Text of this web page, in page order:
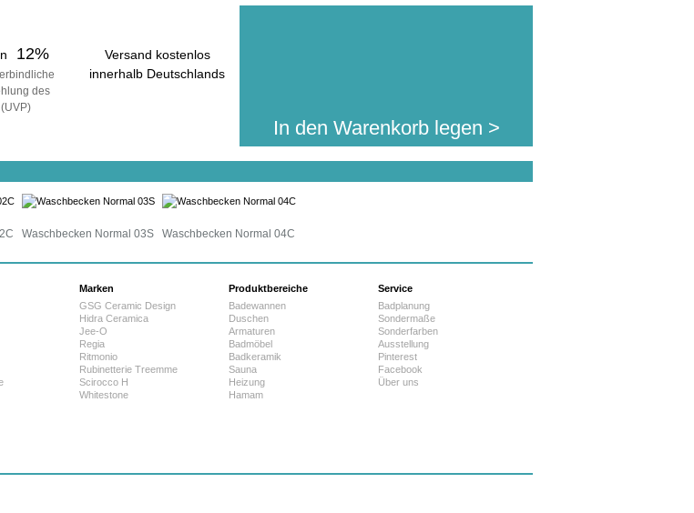
12%
des
Versand kostenlos
innerhalb Deutschlands
In den Warenkorb legen >
Waschbecken Normal 03S Waschbecken Normal 04C
Marken
GSG Ceramic Design
Hidra Ceramica
Jee-O
Regia
Ritmonio
Rubinetterie Treemme
Scirocco H
Whitestone
Produktbereiche
Badewannen
Duschen
Armaturen
Badmöbel
Badkeramik
Sauna
Heizung
Hamam
Service
Badplanung
Sondermaße
Sonderfarben
Ausstellung
Pinterest
Facebook
Über uns